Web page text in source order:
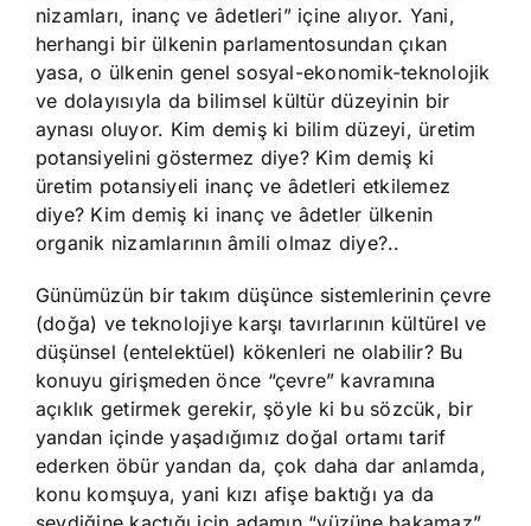
nizamları, inanç ve âdetleri” içine alıyor. Yani,
herhangi bir ülkenin parlamentosundan çıkan
yasa, o ülkenin genel sosyal-ekonomik-teknolojik
ve dolayısıyla da bilimsel kültür düzeyinin bir
aynası oluyor. Kim demiş ki bilim düzeyi, üretim
potansiyelini göstermez diye? Kim demiş ki
üretim potansiyeli inanç ve âdetleri etkilemez
diye? Kim demiş ki inanç ve âdetler ülkenin
organik nizamlarının âmili olmaz diye?..
Günümüzün bir takım düşünce sistemlerinin çevre
(doğa) ve teknolojiye karşı tavırlarının kültürel ve
düşünsel (entelektüel) kökenleri ne olabilir? Bu
konuyu girişmeden önce “çevre” kavramına
açıklık getirmek gerekir, şöyle ki bu sözcük, bir
yandan içinde yaşadığımız doğal ortamı tarif
ederken öbür yandan da, çok daha dar anlamda,
konu komşuya, yani kızı afişe baktığı ya da